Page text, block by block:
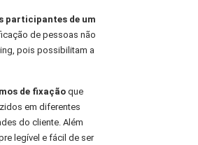
participantes de um
de pessoas não
pois possibilitam a
de fixaçãoque
em diferentes
do cliente. Além
legível e fácil de ser